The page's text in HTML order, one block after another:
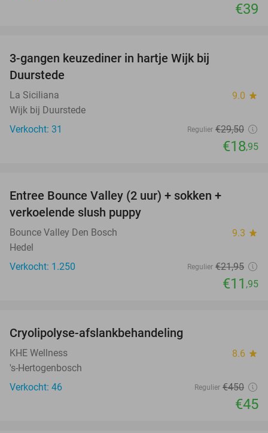
€39
3-gangen keuzediner in hartje Wijk bij
Duurstede
La Siciliana 9.0 star
Wijk bij Duurstede
Verkocht: 31
Regulier €29,50
€18,95
Entree Bounce Valley (2 uur) + sokken +
verkoelende slush puppy
Bounce Valley Den Bosch 9.3 star
Hedel
Verkocht: 1.250
Regulier €21,95
€11 ,95
Cryolipolyse-afslankbehandeling
KHE Wellness 8.6 star
's-Hertogenbosch
Verkocht: 46
Regulier €450
€45